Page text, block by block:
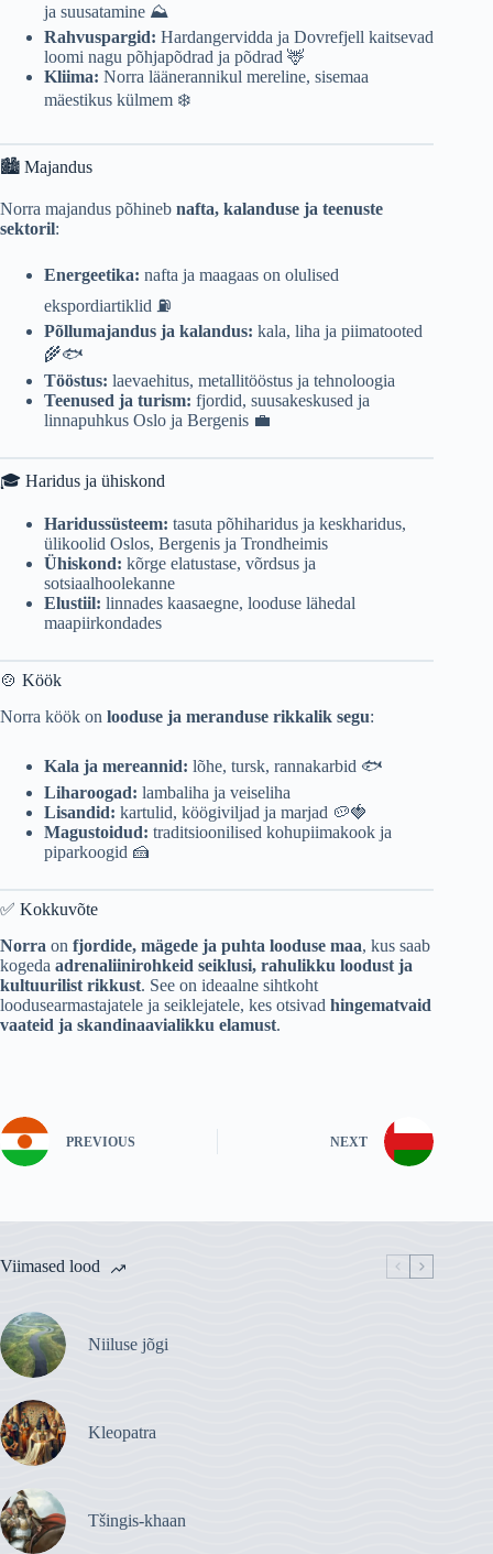
ja suusatamine ⛰️
Rahvuspargid: Hardangervidda ja Dovrefjell kaitsevad
loomi nagu põhjapõdrad ja põdrad 🦌
Kliima: Norra läänerannikul mereline, sisemaa
mäestikus külmem ❄️
🏙️ Majandus
Norra majandus põhineb nafta, kalanduse ja teenuste
sektoril:
Energeetika: nafta ja maagaas on olulised
ekspordiartiklid ⛽
Põllumajandus ja kalandus: kala, liha ja piimatooted
🌾🐟
Tööstus: laevaehitus, metallitööstus ja tehnoloogia
Teenused ja turism: fjordid, suusakeskused ja
linnapuhkus Oslo ja Bergenis 💼
🎓 Haridus ja ühiskond
Haridussüsteem: tasuta põhiharidus ja keskharidus,
ülikoolid Oslos, Bergenis ja Trondheimis
Ühiskond: kõrge elatustase, võrdsus ja
sotsiaalhoolekanne
Elustiil: linnades kaasaegne, looduse lähedal
maapiirkondades
🍲 Köök
Norra köök on looduse ja meranduse rikkalik segu:
Kala ja mereannid: lõhe, tursk, rannakarbid 🐟
Liharoogad: lambaliha ja veiseliha
Lisandid: kartulid, köögiviljad ja marjad 🥔🍓
Magustoidud: traditsioonilised kohupiimakook ja
piparkoogid 🍰
✅ Kokkuvõte
Norra on fjordide, mägede ja puhta looduse maa, kus saab
kogeda adrenaliinirohkeid seiklusi, rahulikku loodust ja
kultuurilist rikkust. See on ideaalne sihtkoht
loodusearmastajatele ja seiklejatele, kes otsivad hingematvaid
vaateid ja skandinaavialikku elamust.
PREVIOUS NEXT
Viimased lood
Niiluse jõgi
Kleopatra
Tšingis-khaan